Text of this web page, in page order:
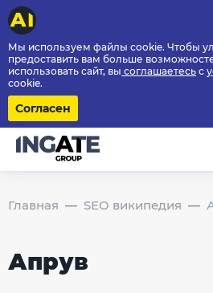
Мы используем файлы cookie. Чтобы
предоставить вам больше
использовать сайт, вы соглашаетесь с
cookie.
Согласен
Главная SEO википедия
Апрув